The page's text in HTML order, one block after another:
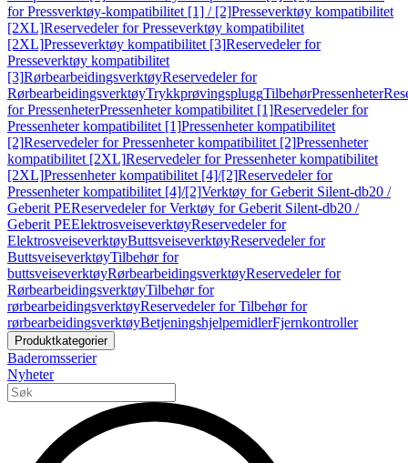
for Pressverktøy-kompatibilitet [1] / [2]Presseverktøy kompatibilitet
[2XL]Reservedeler for Presseverktøy kompatibilitet
[2XL]Presseverktøy kompatibilitet [3]Reservedeler for
Presseverktøy kompatibilitet
[3]RørbearbeidingsverktøyReservedeler for
RørbearbeidingsverktøyTrykkprøvingspluggTilbehørPressenheter
for PressenheterPressenheter kompatibilitet [1]Reservedeler for
Pressenheter kompatibilitet [1]Pressenheter kompatibilitet
[2]Reservedeler for Pressenheter kompatibilitet [2]Pressenheter
kompatibilitet [2XL]Reservedeler for Pressenheter kompatibilitet
[2XL]Pressenheter kompatibilitet [4]/[2]Reservedeler for
Pressenheter kompatibilitet [4]/[2]Verktøy for Geberit Silent-db20 /
Geberit PEReservedeler for Verktøy for Geberit Silent-db20 /
Geberit PEElektrosveiseverktøyReservedeler for
ElektrosveiseverktøyButtsveiseverktøyReservedeler for
ButtsveiseverktøyTilbehør for
buttsveiseverktøyRørbearbeidingsverktøyReservedeler for
RørbearbeidingsverktøyTilbehør for
rørbearbeidingsverktøyReservedeler for Tilbehør for
rørbearbeidingsverktøyBetjeningshjelpemidlerFjernkontroller
Produktkategorier
Baderomsserier
Nyheter